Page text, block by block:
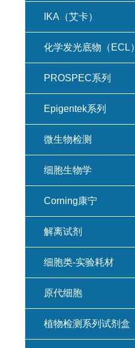
IKA（艾卡）
化学发光底物（ECL）
PROSPEC系列
Epigentek系列
微生物检测
细胞生物学
Corning康宁
解离试剂
细胞类-实验耗材
原代细胞
植物检测系列试剂盒